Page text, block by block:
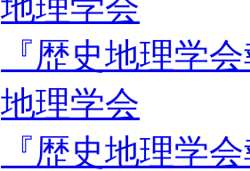
『歴史地理学
地理学会
『歴史地理学